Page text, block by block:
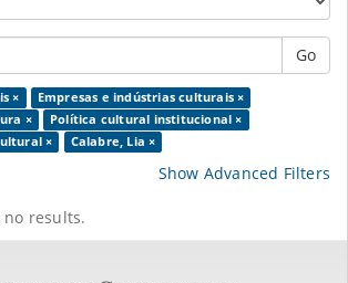
Go
×
Empresas e indústrias culturais ×
×
Política cultural institucional ×
×
Calabre, Lia ×
Show Advanced Filters
no results.